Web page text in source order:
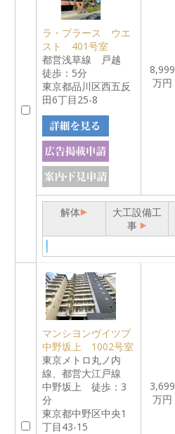
ラ・プラース ウエ
スト 401号室
都営浅草線 戸越
徒歩：5分
東京都品川区西五反
田6丁目25-8
8,999
万円
解体
大工設備工
事
マンシヨンヴイツプ
中野坂上 1002号室
東京メトロ丸ノ内
線、都営大江戸線
中野坂上 徒歩：3
分
東京都中野区中央1
丁目43-15
3,699
万円